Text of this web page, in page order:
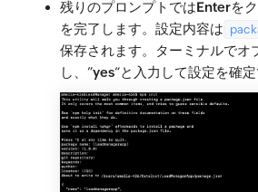
残りのプロンプトではEnterを
を完了します。設定内容は
保存されます。ターミナルでオ
し、”yes“と入力して設定を確定